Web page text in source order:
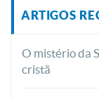
ARTIGOS
O mistério da
cristã